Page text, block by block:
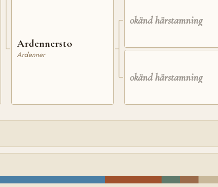
Ardennersto
Ardenner
okänd härstamning
okänd härstamning